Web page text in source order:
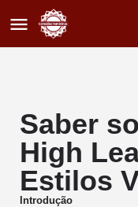
Saber
High
Estilos
Introdução